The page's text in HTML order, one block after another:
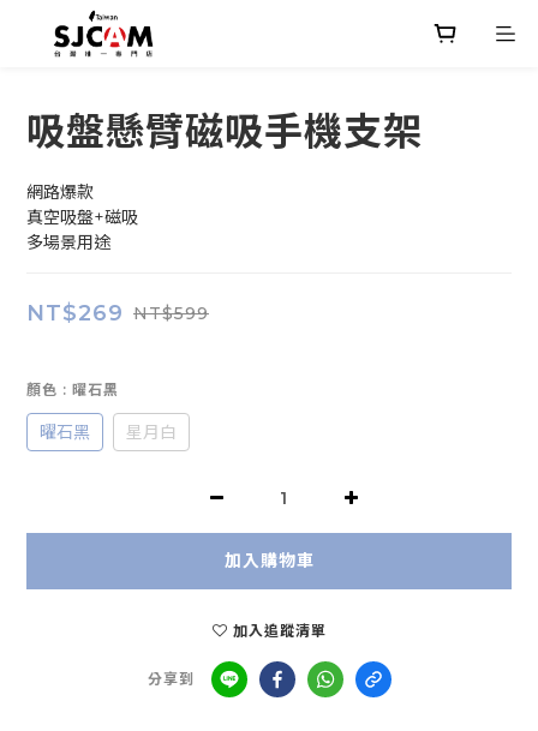
吸盤懸臂磁吸手機支架
網路爆款
真空吸盤+磁吸
多場景用途
NT$269 NT$599
顏色 : 曜石黑
曜石黑 星月白
加入購物車
加入追蹤清單
分享到